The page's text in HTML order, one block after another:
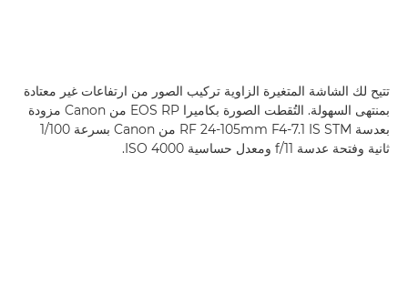
تتيح لك الشاشة المتغيرة الزاوية تركيب الصور من ارتفاعات غير معتادة
بمنتهى السهولة. التُقطت الصورة بكاميرا EOS RP من Canon مزودة
بعدسة RF 24-105mm F4-7.1 IS STM من Canon بسرعة 1/100
ثانية وفتحة عدسة f/11 ومعدل حساسية ISO 4000.